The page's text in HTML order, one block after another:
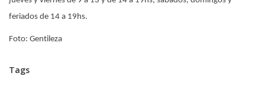
feriados de 14 a 19hs.
Foto: Gentileza
Tags